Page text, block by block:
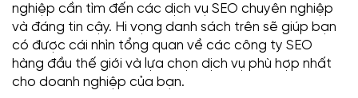
nghiệp cần tìm đến các dịch vụ SEO chuyên nghiệp
và đáng tin cậy. Hi vọng danh sách trên sẽ giúp bạn
có được cái nhìn tổng quan về các công ty SEO
hàng đầu thế giới và lựa chọn dịch vụ phù hợp nhất
cho doanh nghiệp của bạn.